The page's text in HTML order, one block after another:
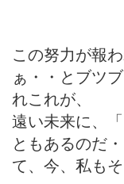
この努力が報
ぁ・・とブツ
れこれが、
遠い未来に、
ともあるのだ
て、今、私もそ